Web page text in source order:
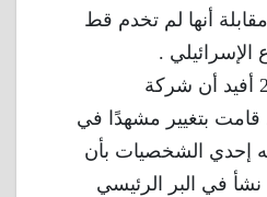
أنها لم تخدم قط
.
في مارس 2013 أفيد أن شركة
قامت بتغيير مشهدًا في
إحدي الشخصيات بأن
في البر الرئيسي